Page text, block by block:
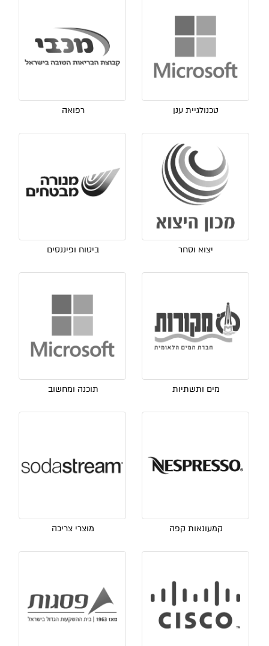
טכנולגיית ענן רפואה
יצוא וסחר ביטוח ופיננסים
מים ותשתיות תוכנה ומחשוב
קמעונאות קפה מוצרי צריכה